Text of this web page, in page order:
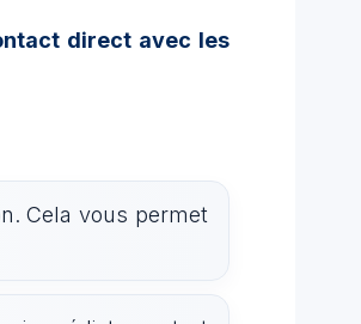
direct avec les
Cela vous permet